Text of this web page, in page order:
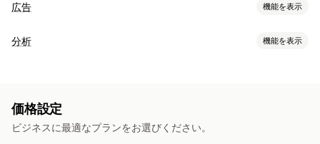
広告 機能を表示
ターゲティング
キャンペーン管理
ピクセル管理
分析 機能を表示
セグメンテーション
価格設定
ビジネスに最適なプランをお選びください。